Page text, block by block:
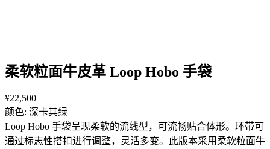
柔软粒面牛皮革 Loop Hobo 手袋
¥22,500
颜色: 深卡其绿
Loop Hobo 手袋呈现柔软的流线型，可流畅贴合体形。环带可
通过标志性搭扣进行调整，灵活多变。此版本采用柔软粒面牛